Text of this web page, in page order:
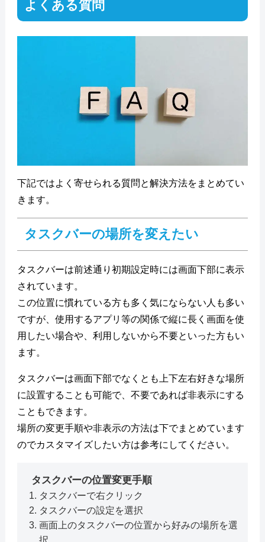
よくある質問
下記ではよく寄せられる質問と解決方法をまとめてい
きます。
タスクバーの場所を変えたい
タスクバーは前述通り初期設定時には画面下部に表示
されています。
この位置に慣れている方も多く気にならない人も多い
ですが、使用するアプリ等の関係で縦に長く画面を使
用したい場合や、利用しないから不要といった方もい
ます。
タスクバーは画面下部でなくとも上下左右好きな場所
に設置することも可能で、不要であれば非表示にする
こともできます。
場所の変更手順や非表示の方法は下でまとめています
のでカスタマイズしたい方は参考にしてください。
タスクバーの位置変更手順
タスクバーで右クリック
タスクバーの設定を選択
画面上のタスクバーの位置から好みの場所を選